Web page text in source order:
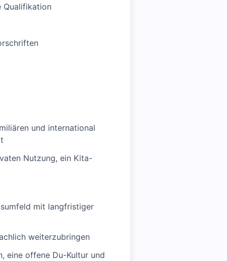
Qualifikation
und international
Nutzung, ein Kita-
mit langfristiger
weiterzubringen
eine offene Du-Kultur und